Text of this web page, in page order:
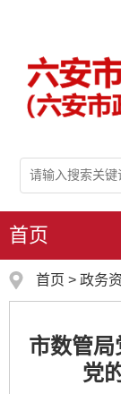
首页
首页 > 政务
市数管
党